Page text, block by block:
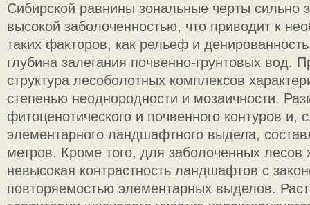
Сибирской равнины зональные черты сильно
высокой заболоченностью, что приводит к
таких факторов, как рельеф и
глубина залегания почвенно-грунтовых вод.
структура лесоболотных комплексов
степенью неоднородности и мозаичности.
фитоценотического и почвенного контуров и,
элементарного ландшафтного выдела,
метров. Кроме того, для заболоченных лесов
невысокая контрастность ландшафтов с
повторяемостью элементарных выделов.